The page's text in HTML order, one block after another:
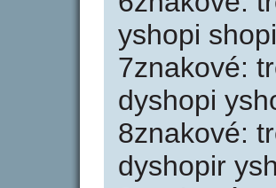
yshopi
7znakové:
dyshopi
8znakové:
dyshopir